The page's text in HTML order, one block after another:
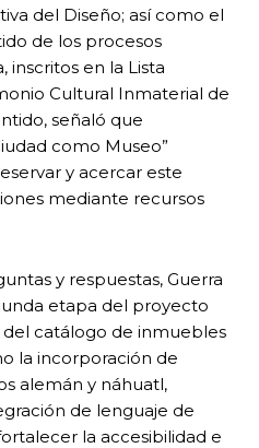
del Diseño; así como el
de los procesos
inscritos en la Lista
Cultural Inmaterial de
señaló que
como Museo”
y acercar este
mediante recursos
y respuestas, Guerra
etapa del proyecto
catálogo de inmuebles
la incorporación de
alemán y náhuatl,
de lenguaje de
la accesibilidad e